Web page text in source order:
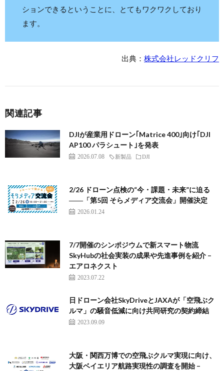
ションできるということに、とてもワクワクしており
ます。
出典： 株式会社レッドクリフ
関連記事
DJIが産業用ドローン｢Matrice 400｣向け｢DJI
AP100 パラシュート｣を発表
2026.07.08 新製品 DJI
2/26 ドローン点検の“今・課題・未来”に迫る
――「第5回 そらメディア交流会」開催決定
2026.01.24
7/7開催のシンポジウムで新スマート物流
SkyHubの社会実装の成果や先進事例を紹介 –
エアロネクスト
2023.07.22
日ドローン会社SkyDriveとJAXAが「空飛ぶク
ルマ」の騒音低減に向け共同研究の契約締結
2023.09.09
大阪・関西万博での空飛ぶクルマ実現に向け、
大阪ベイエリア航路実現性の調査を開始 –